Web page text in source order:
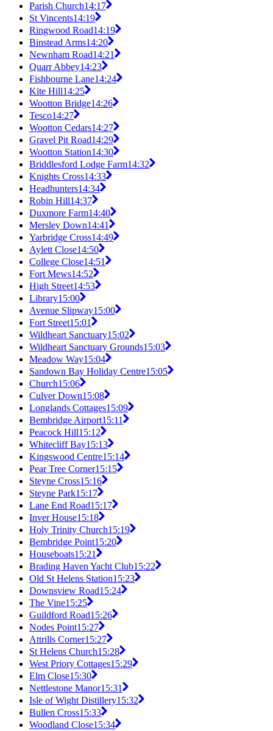
Parish Church14:17
St Vincents14:19
Ringwood Road14:19
Binstead Arms14:20
Newnham Road14:21
Quarr Abbey14:23
Fishbourne Lane14:24
Kite Hill14:25
Wootton Bridge14:26
Tesco14:27
Wootton Cedars14:27
Gravel Pit Road14:29
Wootton Station14:30
Briddlesford Lodge Farm14:32
Knights Cross14:33
Headhunters14:34
Robin Hill14:37
Duxmore Farm14:40
Mersley Down14:41
Yarbridge Cross14:49
Aylett Close14:50
College Close14:51
Fort Mews14:52
High Street14:53
Library15:00
Avenue Slipway15:00
Fort Street15:01
Wildheart Sanctuary15:02
Wildheart Sanctuary Grounds15:03
Meadow Way15:04
Sandown Bay Holiday Centre15:05
Church15:06
Culver Down15:08
Longlands Cottages15:09
Bembridge Airport15:11
Peacock Hill15:12
Whitecliff Bay15:13
Kingswood Centre15:14
Pear Tree Corner15:15
Steyne Cross15:16
Steyne Park15:17
Lane End Road15:17
Inver House15:18
Holy Trinity Church15:19
Bembridge Point15:20
Houseboats15:21
Brading Haven Yacht Club15:22
Old St Helens Station15:23
Downsview Road15:24
The Vine15:25
Guildford Road15:26
Nodes Point15:27
Attrills Corner15:27
St Helens Church15:28
West Priory Cottages15:29
Elm Close15:30
Nettlestone Manor15:31
Isle of Wight Distillery15:32
Bullen Cross15:33
Woodland Close15:34